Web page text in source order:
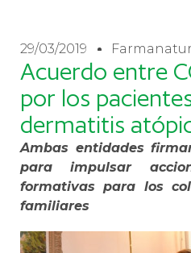
29/03/2019 Farmanatur
Acuerdo entre
por los
dermatitis
Ambas entidades
para impulsar
formativas para los
familiares